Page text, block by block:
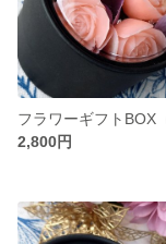
2,800円